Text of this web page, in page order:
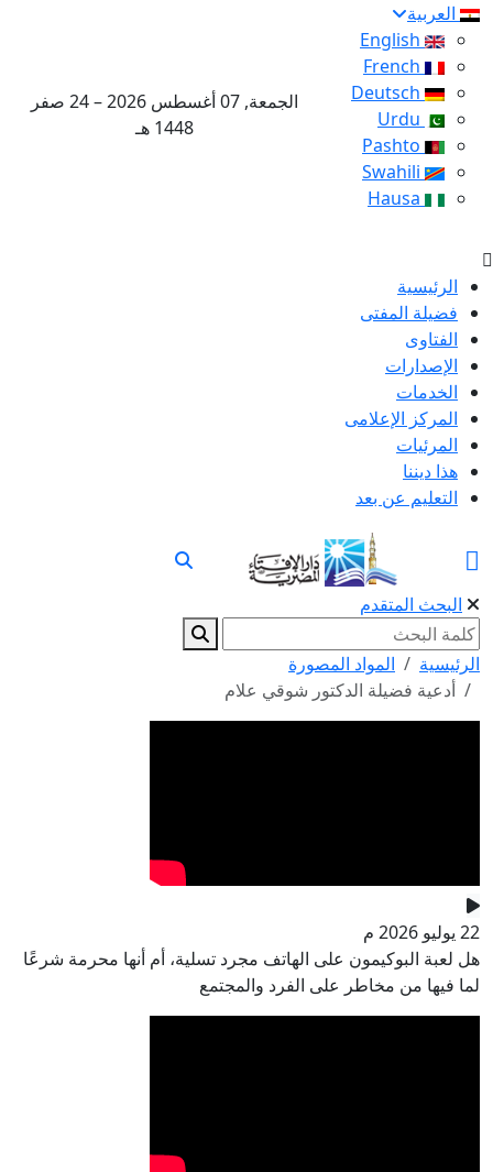
العربية
الجمعة, 07 أغسطس 2026 – 24 صفر
1448 هـ
الرئيسية
فضيلة المفتى
الفتاوى
الإصدارات
الخدمات
المركز الإعلامى
المرئيات
هذا ديننا
التعليم عن بعد
البحث المتقدم
الرئيسية
المواد المصورة
أدعية فضيلة الدكتور شوقي علام
22 يوليو 2026 م
هل لعبة البوكيمون على الهاتف مجرد تسلية، أم أنها محرمة شرعًا
لما فيها من مخاطر على الفرد والمجتمع